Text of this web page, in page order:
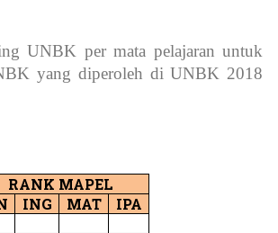
UNBK per mata pelajaran untuk
yang diperoleh di UNBK 2018
RANK MAPEL
ING MAT IPA